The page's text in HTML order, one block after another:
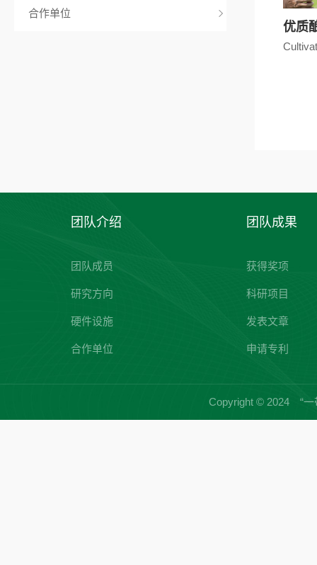
合作单位
团队介绍
团队成员
研究方向
硬件设施
合作单位
团队成果
获得奖项
科研项目
发表文章
申请专利
Copyright © 2024 “